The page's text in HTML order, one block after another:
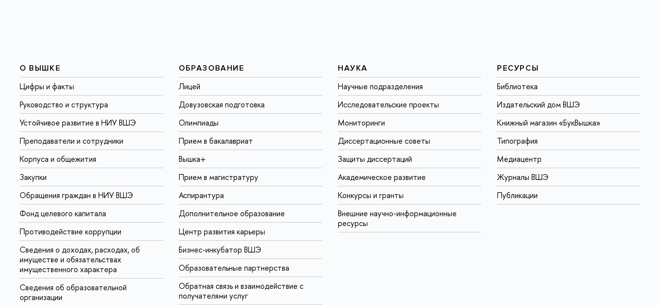
О ВЫШКЕ
Цифры и факты
Руководство и структура
Устойчивое развитие в НИУ ВШЭ
Преподаватели и сотрудники
Корпуса и общежития
Закупки
Обращения граждан в НИУ ВШЭ
Фонд целевого капитала
Противодействие коррупции
Сведения о доходах, расходах, об
имуществе и обязательствах
имущественного характера
Сведения об образовательной
организации
ОБРАЗОВАНИЕ
Лицей
Довузовская подготовка
Олимпиады
Прием в бакалавриат
Вышка+
Прием в магистратуру
Аспирантура
Дополнительное образование
Центр развития карьеры
Бизнес-инкубатор ВШЭ
Образовательные партнерства
Обратная связь и взаимодействие с
получателями услуг
НАУКА
Научные подразделения
Исследовательские проекты
Мониторинги
Диссертационные советы
Защиты диссертаций
Академическое развитие
Конкурсы и гранты
Внешние научно-информационные
ресурсы
РЕСУРСЫ
Библиотека
Издательский дом ВШЭ
Книжный магазин «БукВышка»
Типография
Медиацентр
Журналы ВШЭ
Публикации